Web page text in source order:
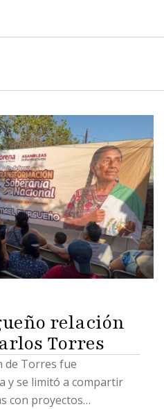
relación
Torres
de Torres fue
y se limitó a compartir
con proyectos